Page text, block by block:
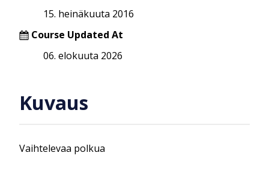
15. heinäkuuta 2016
Course Updated At
06. elokuuta 2026
Kuvaus
Vaihtelevaa polkua